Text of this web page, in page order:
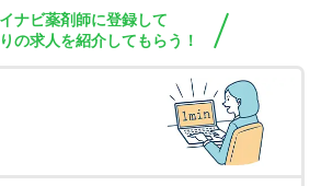
ナビ薬剤師に登録して
の求人を紹介してもらう！